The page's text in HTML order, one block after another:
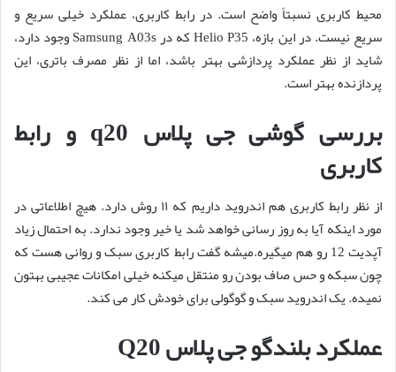
محیط کاربری نسبتاً واضح است. در رابط کاربری، عملکرد خیلی سریع و
سریع نیست. در این بازه، Helio P35 که در Samsung A03s وجود دارد،
شاید از نظر عملکرد پردازشی بهتر باشد، اما از نظر مصرف باتری، این
پردازنده بهتر است.
بررسی گوشی جی پلاس q20 و رابط
کاربری
از نظر رابط کاربری هم اندروید داریم که ۱۱ روش دارد. هیچ اطلاعاتی در
مورد اینکه آیا به روز رسانی خواهد شد یا خیر وجود ندارد. به احتمال زیاد
آپدیت 12 رو هم میگیره.میشه گفت رابط کاربری سبک و روانی هست که
چون سبکه و حس صاف بودن رو منتقل میکنه خیلی امکانات عجیبی بهتون
نمیده. یک اندروید سبک و گوگولی برای خودش کار می کند.
عملکرد بلندگو جی پلاس Q20